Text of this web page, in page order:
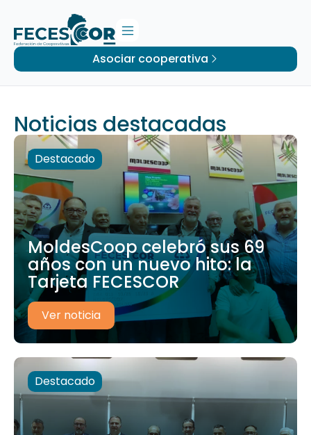
Asociar cooperativa
Noticias destacadas
MoldesCoop celebró sus 69
años con un nuevo hito: la
Tarjeta FECESCOR
Ver noticia
Destacado
Destacado